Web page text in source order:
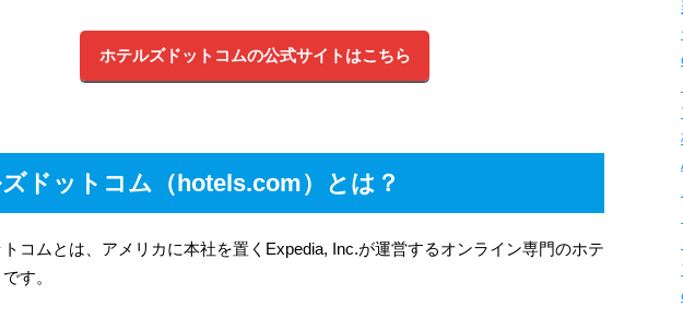
ホテルズドットコムの公式サイトはこちら
ドットコム（hotels.com）とは？
コムとは、アメリカに本社を置くExpedia, Inc.が運営するオンライン専門のホテ
す。